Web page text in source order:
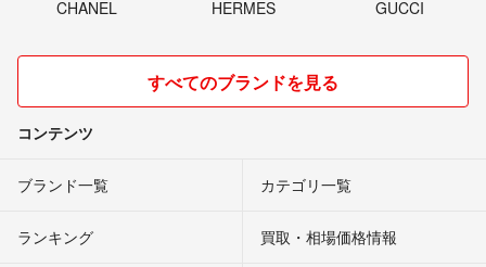
CHANEL HERMES GUCCI
すべてのブランドを見る
コンテンツ
ブランド一覧 カテゴリ一覧
ランキング 買取・相場価格情報